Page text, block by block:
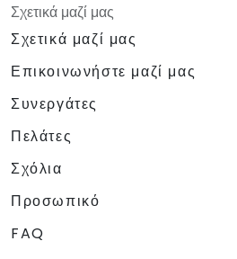
Σχετικά μαζί μας
Σχετικά μαζί μας
Επικοινωνήστε μαζί μας
Συνεργάτες
Πελάτες
Σχόλια
Προσωπικό
FAQ